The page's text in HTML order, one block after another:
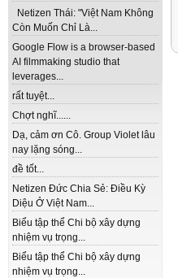
Netizen Thái: "Việt Nam Không
Còn Muốn Chỉ Là...
Google Flow is a browser-based
AI filmmaking studio that
leverages...
rất tuyệt...
Chợt nghĩ......
Dạ, cảm ơn Cô. Group Violet lâu
nay lặng sóng...
đề tốt...
Netizen Đức Chia Sẻ: Điều Kỳ
Diệu Ở Việt Nam...
Biểu tập thể Chi bộ xây dựng
nhiệm vụ trọng...
Biểu tập thể Chi bộ xây dựng
nhiệm vụ trọng...